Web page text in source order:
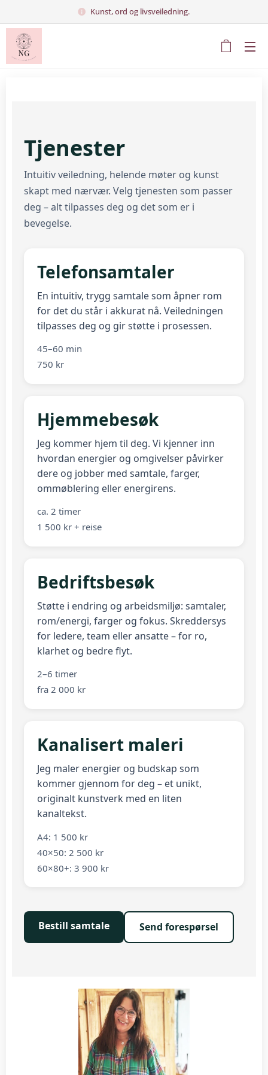
Kunst, ord og livsveiledning.
Tjenester
Intuitiv veiledning, helende møter og kunst
skapt med nærvær. Velg tjenesten som passer
deg – alt tilpasses deg og det som er i
bevegelse.
Telefonsamtaler
En intuitiv, trygg samtale som åpner rom
for det du står i akkurat nå. Veiledningen
tilpasses deg og gir støtte i prosessen.
45–60 min
750 kr
Hjemmebesøk
Jeg kommer hjem til deg. Vi kjenner inn
hvordan energier og omgivelser påvirker
dere og jobber med samtale, farger,
ommøblering eller energirens.
ca. 2 timer
1 500 kr + reise
Bedriftsbesøk
Støtte i endring og arbeidsmiljø: samtaler,
rom/energi, farger og fokus. Skreddersys
for ledere, team eller ansatte – for ro,
klarhet og bedre flyt.
2–6 timer
fra 2 000 kr
Kanalisert maleri
Jeg maler energier og budskap som
kommer gjennom for deg – et unikt,
originalt kunstverk med en liten
kanaltekst.
A4: 1 500 kr
40×50: 2 500 kr
60×80+: 3 900 kr
Bestill samtale Send forespørsel